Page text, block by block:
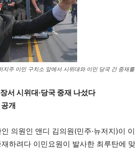
지주 이민 구치소 앞에서 시위대와 이민 당국 간 중재
서 시위대·당국 중재 나섰다
개
의원인 앤디 김의원(민주·뉴저지)이
하려다 이민요원이 발사한 최루탄에